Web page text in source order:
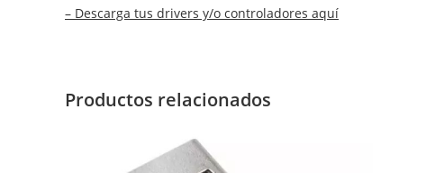
– Descarga tus drivers y/o controladores aquí
Productos relacionados